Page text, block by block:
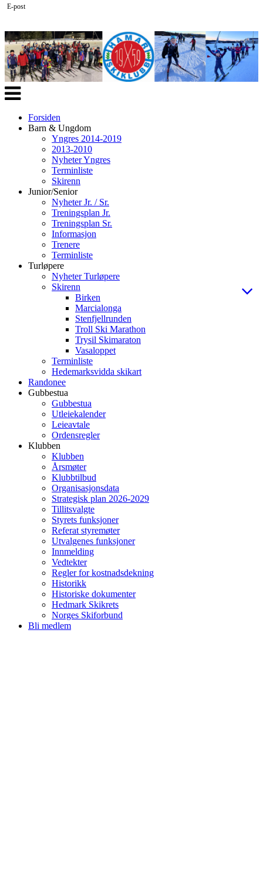
Veksle
navigasjon
Forsiden
Barn & Ungdom
Yngres 2014-2019
2013-2010
Nyheter Yngres
Terminliste
Skirenn
Junior/Senior
Nyheter Jr. / Sr.
Treningsplan Jr.
Treningsplan Sr.
Informasjon
Trenere
Terminliste
Turløpere
Nyheter Turløpere
Skirenn
Birken
Marcialonga
Stenfjellrunden
Troll Ski Marathon
Trysil Skimaraton
Vasaloppet
Terminliste
Hedemarksvidda skikart
Randonee
Gubbestua
Gubbestua
Utleiekalender
Leieavtale
Ordensregler
Klubben
Klubben
Årsmøter
Klubbtilbud
Organisasjonsdata
Strategisk plan 2026-2029
Tillitsvalgte
Styrets funksjoner
Referat styremøter
Utvalgenes funksjoner
Innmelding
Vedtekter
Regler for kostnadsdekning
Historikk
Historiske dokumenter
Hedmark Skikrets
Norges Skiforbund
Bli medlem
E-post